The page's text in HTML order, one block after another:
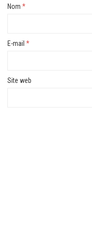
Nom *
E-mail *
Site web